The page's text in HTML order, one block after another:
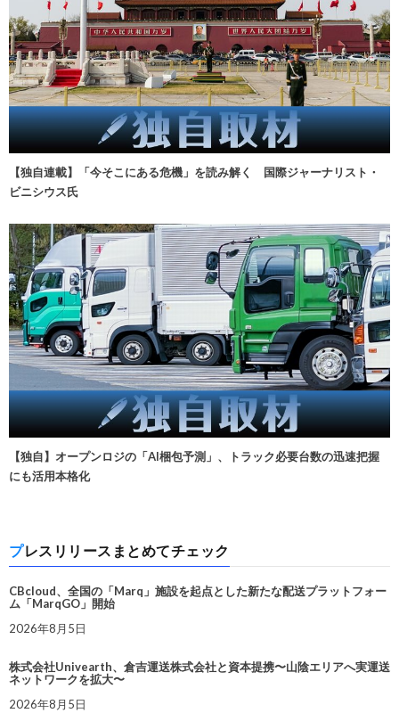
【独自連載】「今そこにある危機」を読み解く 国際ジャーナリスト・
ビニシウス氏
【独自】オープンロジの「AI梱包予測」、トラック必要台数の迅速把握
にも活用本格化
プレスリリースまとめてチェック
CBcloud、全国の「Marq」施設を起点とした新たな配送プラットフォー
ム「MarqGO」開始
2026年8月5日
株式会社Univearth、倉吉運送株式会社と資本提携〜山陰エリアへ実運送
ネットワークを拡大〜
2026年8月5日